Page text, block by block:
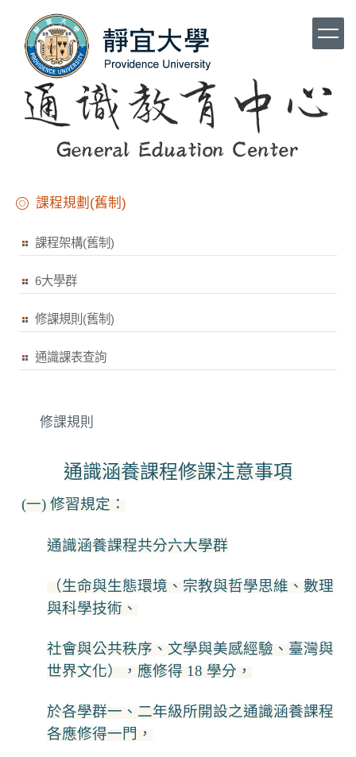
課程規劃(舊制)
課程架構(舊制)
6大學群
修課規則(舊制)
通識課表查詢
修課規則
通識涵養課程修課注意事項
(一) 修習規定：
通識涵養課程共分六大學群
（生命與生態環境、宗教與哲學思維、數理
與科學技術、
社會與公共秩序、文學與美感經驗、臺灣與
世界文化），應修得 18 學分，
於各學群一、二年級所開設之通識涵養課程
各應修得一門，